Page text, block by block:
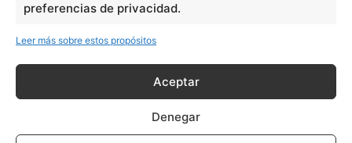
preferencias de privacidad.
Leer más sobre estos propósitos
Aceptar
Denegar